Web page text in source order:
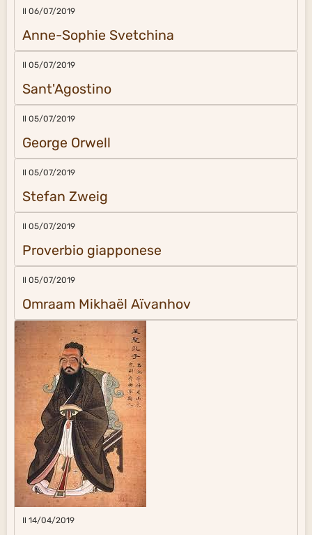
Il 06/07/2019
Anne-Sophie Svetchina
Il 05/07/2019
Sant'Agostino
Il 05/07/2019
George Orwell
Il 05/07/2019
Stefan Zweig
Il 05/07/2019
Proverbio giapponese
Il 05/07/2019
Omraam Mikhaël Aïvanhov
Il 14/04/2019